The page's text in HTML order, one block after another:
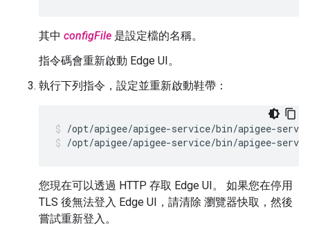
其中 configFile 是設定檔的名稱。
指令碼會重新啟動 Edge UI。
執行下列指令，設定並重新啟動鞋帶：
/opt/apigee/apigee-service/bin/apigee-
/opt/apigee/apigee-service/bin/apigee-
您現在可以透過 HTTP 存取 Edge UI。 如果您在停用
TLS 後無法登入 Edge UI，請清除 瀏覽器快取，然後
嘗試重新登入。